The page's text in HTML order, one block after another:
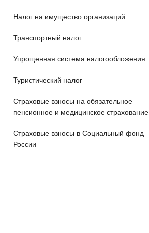
Налог на имущество организаций
Транспортный налог
Упрощенная система налогообложения
Туристический налог
Страховые взносы на обязательное
пенсионное и медицинское страхование
Страховые взносы в Социальный фонд
России